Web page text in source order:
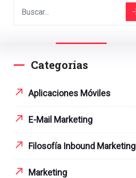
Categorías
Aplicaciones Móviles
E-Mail Marketing
Filosofía Inbound Marketing
Marketing